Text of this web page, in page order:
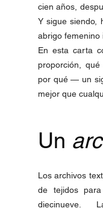
cien años,
Y sigue siendo,
abrigo femenino
En esta carta
proporción,
por qué — un
mejor que
Un
Los archivos
de tejidos
diecinueve.